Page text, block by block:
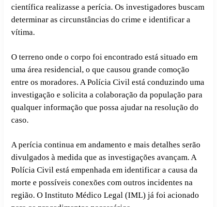
científica realizasse a perícia. Os investigadores buscam
determinar as circunstâncias do crime e identificar a
vítima.
O terreno onde o corpo foi encontrado está situado em
uma área residencial, o que causou grande comoção
entre os moradores. A Polícia Civil está conduzindo uma
investigação e solicita a colaboração da população para
qualquer informação que possa ajudar na resolução do
caso.
A perícia continua em andamento e mais detalhes serão
divulgados à medida que as investigações avançam. A
Polícia Civil está empenhada em identificar a causa da
morte e possíveis conexões com outros incidentes na
região. O Instituto Médico Legal (IML) já foi acionado